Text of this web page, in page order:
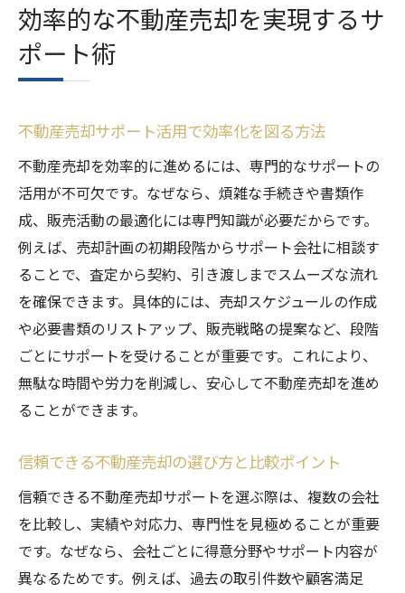
オンライン活用による不動産売却サポート
の利便性
不動産売却サポートが効率化に与える影響
トラブル回避に役立つ不動産売却サポート
術
不動産売却サポート活用のメリットを徹底解説
不動産売却サポートの活用で得られる主な
利点
専門知識を活かした不動産売却のサポート
体制
不動産売却時のトラブル防止策とその効果
売却価格アップに繋がるサポートの選び方
不動産売却サポートが成約まで導く仕組み
安心して不動産売却を進めるための流れ
不動産売却サポートを活用した売却手順の
全体像
不動産売却の流れで重要なポイントと注意
点
効率的な不動産売却を実現するサ
ポート術
不動産売却サポート活用で効率化を図る方法
不動産売却を効率的に進めるには、専門的なサポートの
活用が不可欠です。なぜなら、煩雑な手続きや書類作
成、販売活動の最適化には専門知識が必要だからです。
例えば、売却計画の初期段階からサポート会社に相談す
ることで、査定から契約、引き渡しまでスムーズな流れ
を確保できます。具体的には、売却スケジュールの作成
や必要書類のリストアップ、販売戦略の提案など、段階
ごとにサポートを受けることが重要です。これにより、
無駄な時間や労力を削減し、安心して不動産売却を進め
ることができます。
信頼できる不動産売却の選び方と比較ポイント
信頼できる不動産売却サポートを選ぶ際は、複数の会社
を比較し、実績や対応力、専門性を見極めることが重要
です。なぜなら、会社ごとに得意分野やサポート内容が
異なるためです。例えば、過去の取引件数や顧客満足